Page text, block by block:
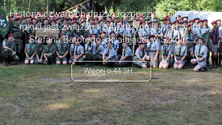
Historia czwartych drużyn rozpoczynasięw 1922
roku i jest związana z 4 Drużyna Harcerzy im.
Stefana Batorego, działającej wSzkole…
Więcej o 44 SH...